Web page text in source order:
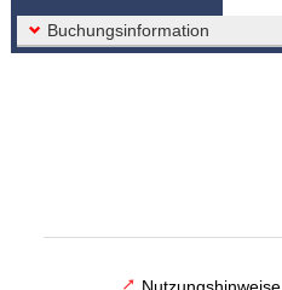
Buchungsinformation
Nutzungshinweise